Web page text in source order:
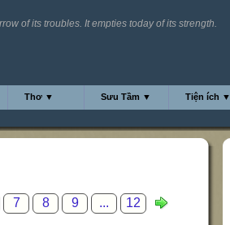
of its troubles. It empties today of its strength.
Thơ ▼ Sưu Tầm ▼ Tiện ích ▼
7 8 9 ... 12